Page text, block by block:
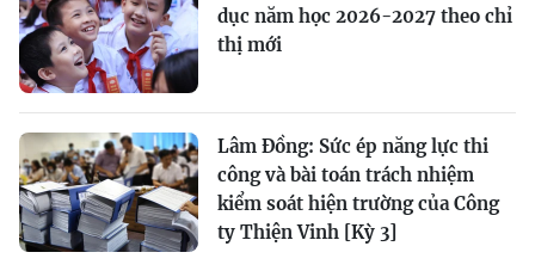
dục năm học 2026-2027 theo chỉ
thị mới
Lâm Đồng: Sức ép năng lực thi
công và bài toán trách nhiệm
kiểm soát hiện trường của Công
ty Thiện Vinh [Kỳ 3]